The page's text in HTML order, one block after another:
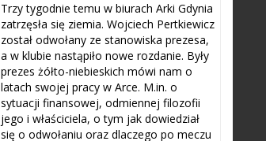
Trzy tygodnie temu w biurach Arki Gdynia
zatrzęsła się ziemia. Wojciech Pertkiewicz
został odwołany ze stanowiska prezesa,
a w klubie nastąpiło nowe rozdanie. Były
prezes żółto-niebieskich mówi nam o
latach swojej pracy w Arce. M.in. o
sytuacji finansowej, odmiennej filozofii
jego i właściciela, o tym jak dowiedział
się o odwołaniu oraz dlaczego po meczu